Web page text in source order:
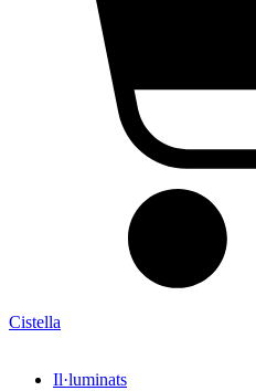
Cistella
Il·luminats